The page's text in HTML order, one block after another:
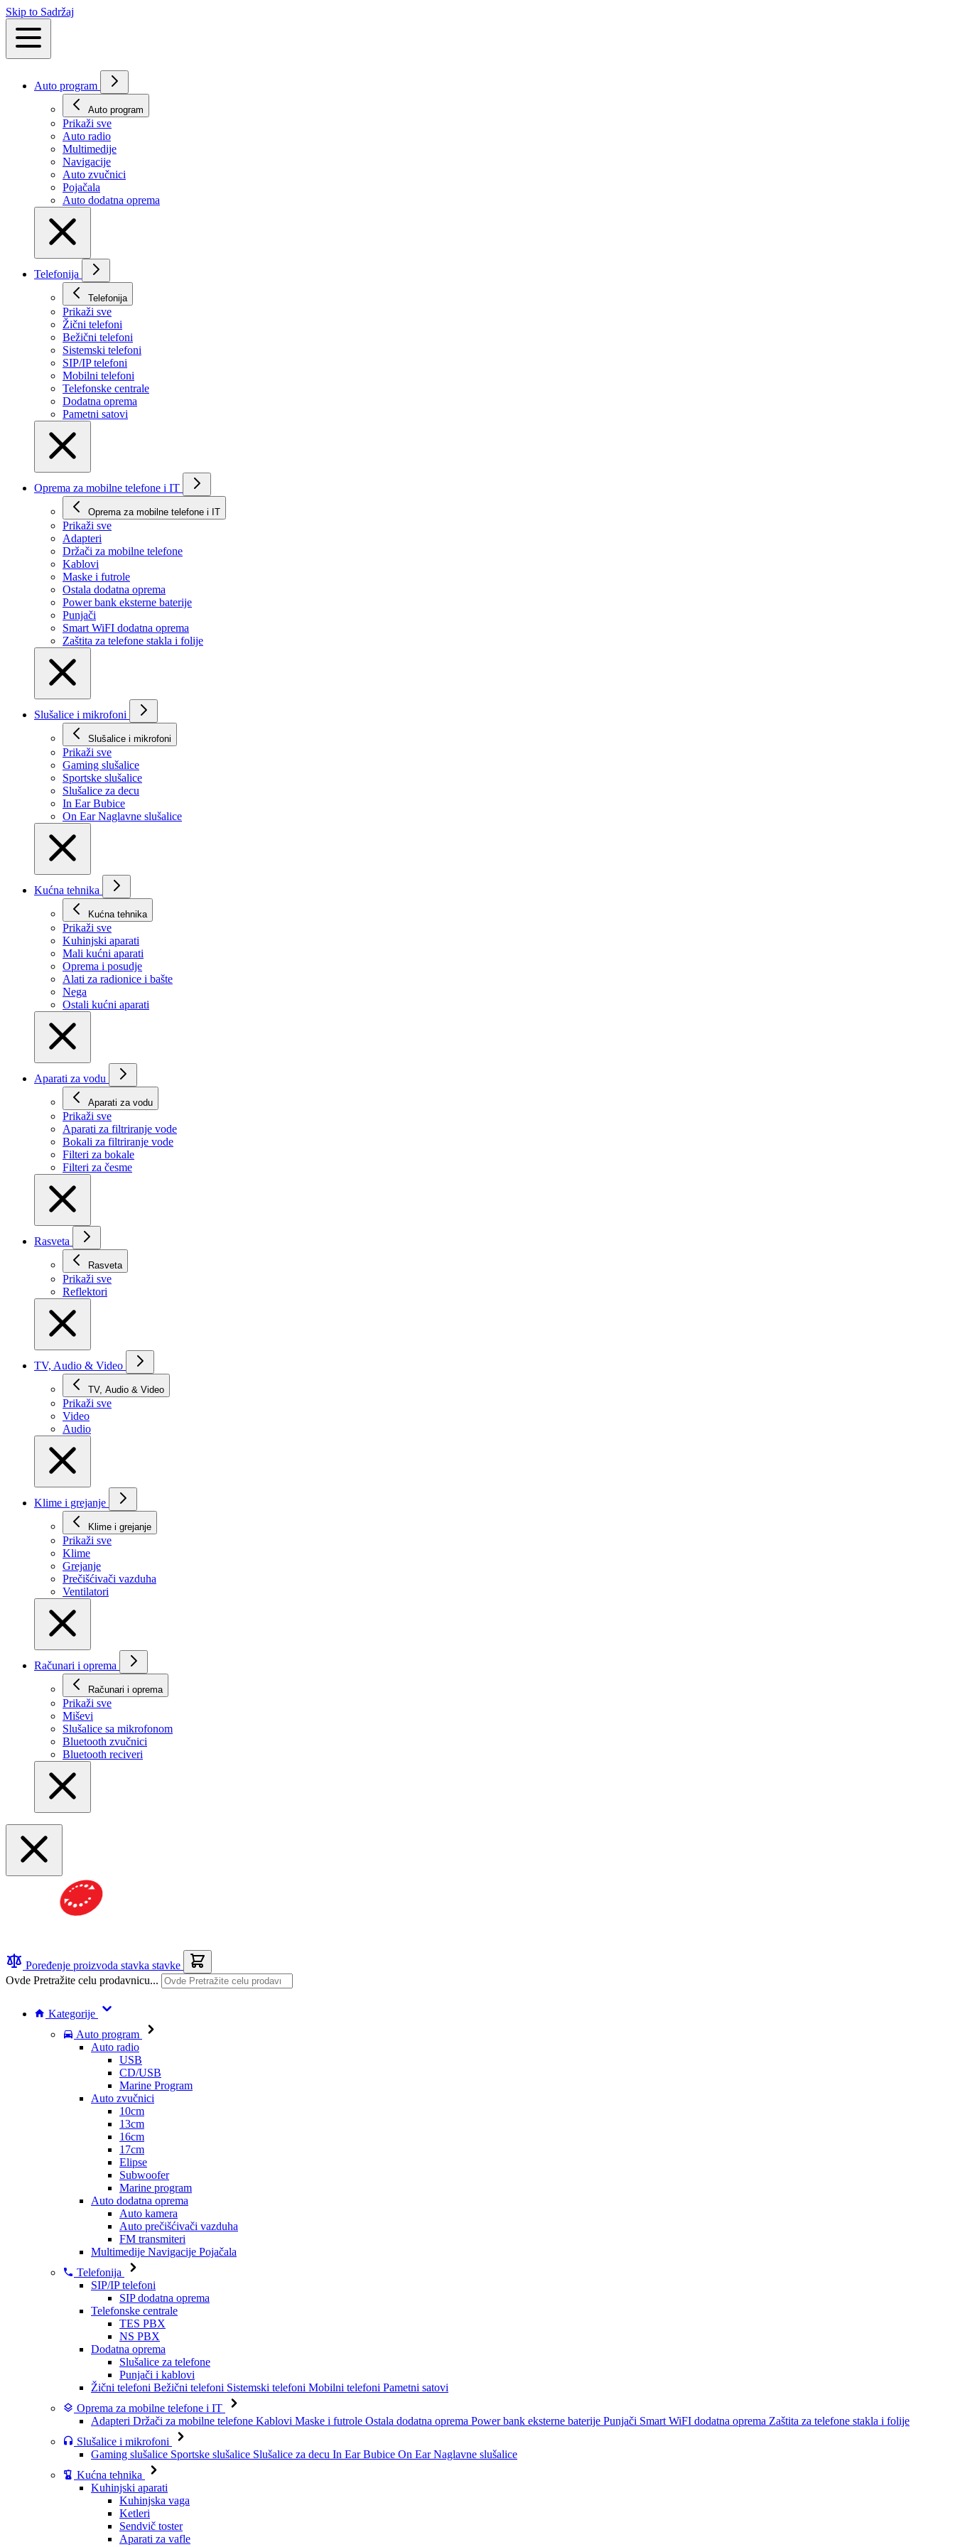
Skip to Sadržaj
Auto program
Auto program
Prikaži svе
Auto radio
Multimedije
Navigacije
Auto zvučnici
Pojačala
Auto dodatna oprema
Telefonija
Telefonija
Prikaži svе
Žični telefoni
Bežični telefoni
Sistemski telefoni
SIP/IP telefoni
Mobilni telefoni
Telefonske centrale
Dodatna oprema
Pametni satovi
Oprema za mobilne telefone i IT
Oprema za mobilne telefone i IT
Prikaži svе
Adapteri
Držači za mobilne telefone
Kablovi
Maske i futrole
Ostala dodatna oprema
Power bank eksterne baterije
Punjači
Smart WiFI dodatna oprema
Zaštita za telefone stakla i folije
Slušalice i mikrofoni
Slušalice i mikrofoni
Prikaži svе
Gaming slušalice
Sportske slušalice
Slušalice za decu
In Ear Bubice
On Ear Naglavne slušalice
Kućna tehnika
Kućna tehnika
Prikaži svе
Kuhinjski aparati
Mali kućni aparati
Oprema i posudje
Alati za radionice i bašte
Nega
Ostali kućni aparati
Aparati za vodu
Aparati za vodu
Prikaži svе
Aparati za filtriranje vode
Bokali za filtriranje vode
Filteri za bokale
Filteri za česme
Rasveta
Rasveta
Prikaži svе
Reflektori
TV, Audio & Video
TV, Audio & Video
Prikaži svе
Video
Audio
Klime i grejanje
Klime i grejanje
Prikaži svе
Klime
Grejanje
Prečišćivači vazduha
Ventilatori
Računari i oprema
Računari i oprema
Prikaži svе
Miševi
Slušalice sa mikrofonom
Bluetooth zvučnici
Bluetooth reciveri
Poređenje proizvoda stavka stavke
Ovde Pretražite celu prodavnicu...
Kategorije
Auto program
Auto radio
USB
CD/USB
Marine Program
Auto zvučnici
10cm
13cm
16cm
17cm
Elipse
Subwoofer
Marine program
Auto dodatna oprema
Auto kamera
Auto prečišćivači vazduha
FM transmiteri
Multimedije Navigacije Pojačala
Telefonija
SIP/IP telefoni
SIP dodatna oprema
Telefonske centrale
TES PBX
NS PBX
Dodatna oprema
Slušalice za telefone
Punjači i kablovi
Žični telefoni Bežični telefoni Sistemski telefoni Mobilni telefoni Pametni satovi
Oprema za mobilne telefone i IT
Adapteri Držači za mobilne telefone Kablovi Maske i futrole Ostala dodatna oprema Power bank eksterne baterije Punjači Smart WiFI dodatna oprema Zaštita za telefone stakla i folije
Slušalice i mikrofoni
Gaming slušalice Sportske slušalice Slušalice za decu In Ear Bubice On Ear Naglavne slušalice
Kućna tehnika
Kuhinjski aparati
Kuhinjska vaga
Ketleri
Sendvič toster
Aparati za vafle